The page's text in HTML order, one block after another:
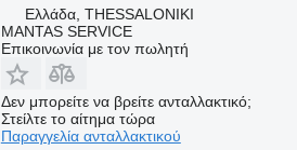
Ελλάδα, THESSALONIKI
MANTAS SERVICE
Επικοινωνία με τον πωλητή
Δεν μπορείτε να βρείτε ανταλλακτικό;
Στείλτε το αίτημα τώρα
Παραγγελία ανταλλακτικού